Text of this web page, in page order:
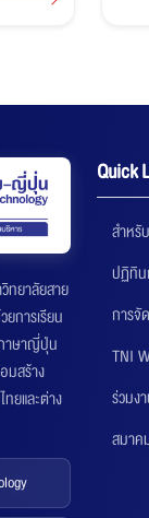
ทยาลัยสาย
การเรียน
าษาญี่ปุ่น
มสร้าง
ยและต่าง
Quick
สำห
ปฏิทิ
การจั
TNI
ร่วมง
สมาค